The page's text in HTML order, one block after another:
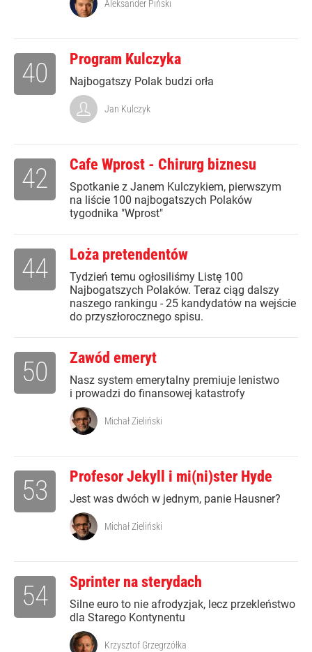
Aleksander Piński
Program Kulczyka
Najbogatszy Polak budzi orła
40
Jan Kulczyk
Cafe Wprost - Chirurg biznesu
Spotkanie z Janem Kulczykiem, pierwszym
na liście 100 najbogatszych Polaków
tygodnika "Wprost"
42
Loża pretendentów
Tydzień temu ogłosiliśmy Listę 100
Najbogatszych Polaków. Teraz ciąg dalszy
naszego rankingu - 25 kandydatów na wejście
do przyszłorocznego spisu.
44
Zawód emeryt
Nasz system emerytalny premiuje lenistwo
i prowadzi do finansowej katastrofy
50
Michał Zieliński
Profesor Jekyll i mi(ni)ster Hyde
Jest was dwóch w jednym, panie Hausner?
53
Michał Zieliński
Sprinter na sterydach
Silne euro to nie afrodyzjak, lecz przekleństwo
dla Starego Kontynentu
54
Krzysztof Grzegrzółka